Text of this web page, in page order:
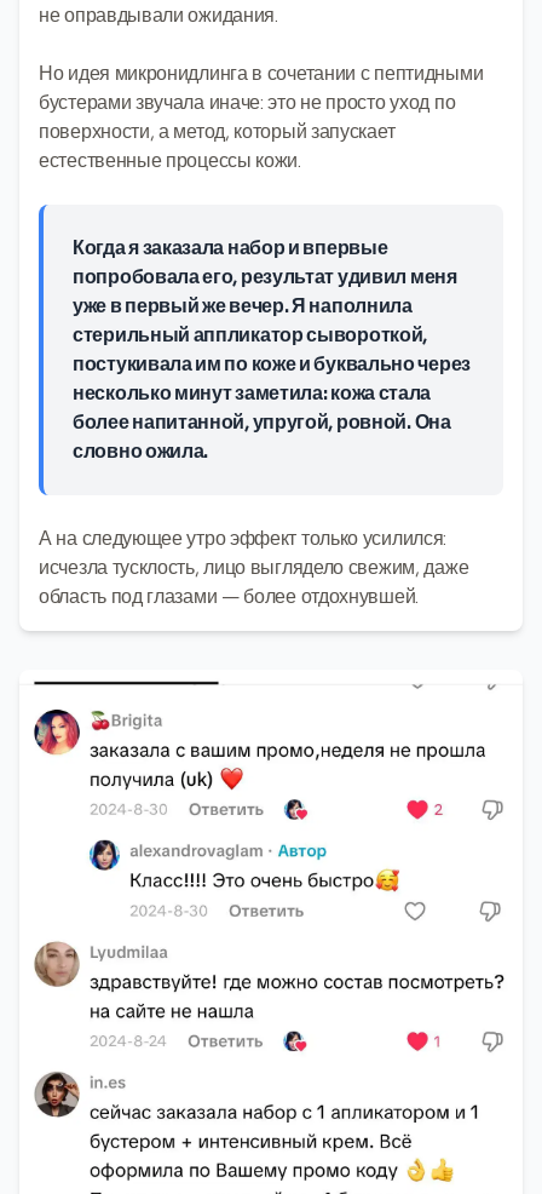
не оправдывали ожидания.
Но идея микронидлинга в сочетании с пептидными
бустерами звучала иначе: это не просто уход по
поверхности, а метод, который запускает
естественные процессы кожи.
Когда я заказала набор и впервые
попробовала его, результат удивил меня
уже в первый же вечер. Я наполнила
стерильный аппликатор сывороткой,
постукивала им по коже и буквально через
несколько минут заметила: кожа стала
более напитанной, упругой, ровной. Она
словно ожила.
А на следующее утро эффект только усилился:
исчезла тусклость, лицо выглядело свежим, даже
область под глазами — более отдохнувшей.